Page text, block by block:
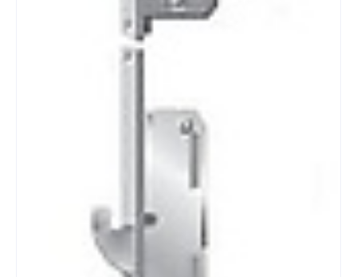
Veiligheidsklasse SKG3***
Afmeting voorplaat 2400 X 24 X 3 mm
Model voorplaat Vlak rechte hoek
Typenummer AS2502 Genius
Maatvariant W267
PC afstand 72 mm